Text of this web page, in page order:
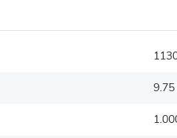
9.75